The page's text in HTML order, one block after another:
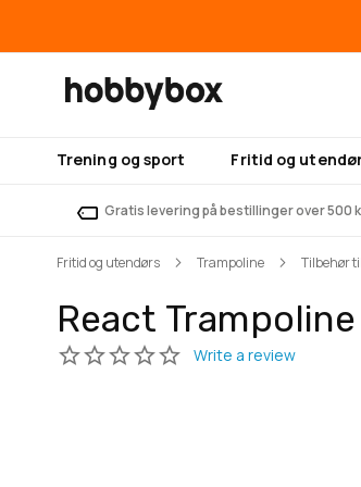
Trening og sport Fritid og
Gratis levering på bestillinger over 500
Fritid og utendørs Trampoline Tilbehør
React